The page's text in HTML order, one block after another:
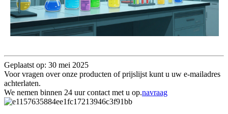
Geplaatst op: 30 mei 2025
Voor vragen over onze producten of prijslijst kunt u uw e-mailadres
achterlaten.
We nemen binnen 24 uur contact met u op.navraag